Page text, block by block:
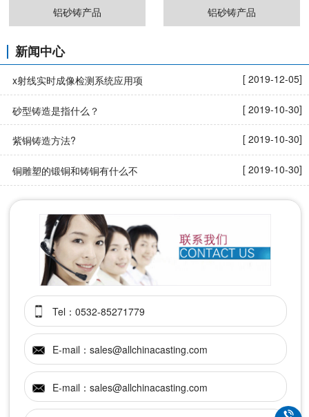
铝砂铸产品 铝砂铸产品
新闻中心
x射线实时成像检测系统应用项 [ 2019-12-05]
砂型铸造是指什么？ [ 2019-10-30]
紫铜铸造方法? [ 2019-10-30]
铜雕塑的锻铜和铸铜有什么不 [ 2019-10-30]
Tel：0532-85271779
E-mail：sales@allchinacasting.com
E-mail：sales@allchinacasting.com